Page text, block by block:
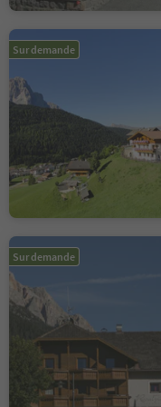
Sur demande
Sur demande